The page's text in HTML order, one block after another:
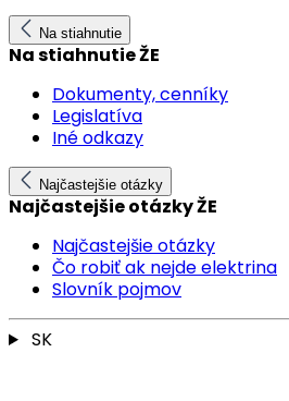
Na stiahnutie
Na stiahnutie ŽE
Dokumenty, cenníky
Legislatíva
Iné odkazy
Najčastejšie otázky
Najčastejšie otázky ŽE
Najčastejšie otázky
Čo robiť ak nejde elektrina
Slovník pojmov
SK